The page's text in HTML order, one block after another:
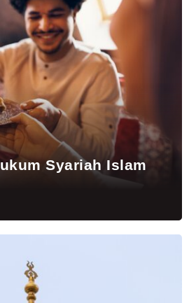
Syariah Islam